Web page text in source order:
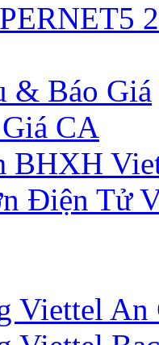
& Báo Giá
CA
BHXH
Điện Tử
Viettel An